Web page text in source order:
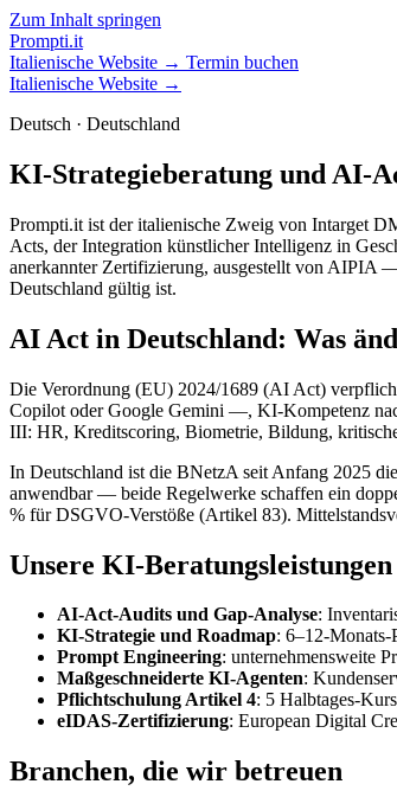
Zum Inhalt springen
Prompti.it
Italienische Website → Termin buchen
Italienische Website →
Deutsch · Deutschland
KI-Strategieberatung und AI-
Prompti.it ist der italienische Zweig von Intarget
Acts, der Integration künstlicher Intelligenz in
anerkannter Zertifizierung, ausgestellt von AIPIA
Deutschland gültig ist.
AI Act in Deutschland: Was
Die Verordnung (EU) 2024/1689 (AI Act)
Copilot oder Google Gemini —, KI-Kompetenz
III: HR, Kreditscoring, Biometrie, Bildung,
In Deutschland ist die BNetzA seit Anfang 2025
anwendbar — beide Regelwerke schaffen ein
% für DSGVO-Verstöße (Artikel 83).
Unsere KI-Beratungsleistungen
AI-Act-Audits und Gap-Analyse:
KI-Strategie und Roadmap: 6–12-
Prompt Engineering: unternehmensweite
Maßgeschneiderte KI-Agenten:
Pflichtschulung Artikel 4: 5 Halbtages-
eIDAS-Zertifizierung: European Digital
Branchen, die wir betreuen